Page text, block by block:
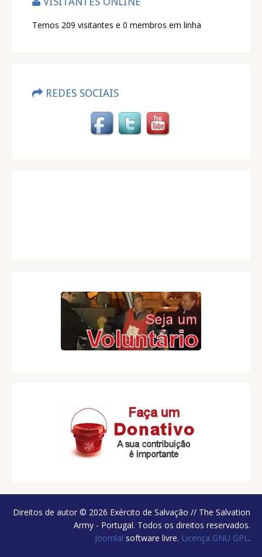
Temos 209 visitantes e 0 membros em linha
REDES SOCIAIS
Direitos de autor © 2026 Exército de Salvação // The Salvation
Army - Portugal. Todos os direitos reservados.
Joomla! software livre. Licença GNU GPL.